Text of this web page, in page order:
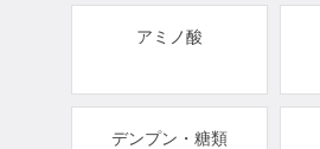
アミノ酸
デンプン・糖類